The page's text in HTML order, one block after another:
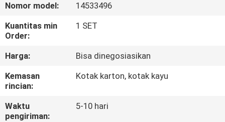
PABRIK
KUALITAS
KAMI
Nomor model:
14533496
Kuantitas min
Order:
1 SET
Harga:
Bisa dinegosiasikan
Kemasan
rincian:
Kotak karton, kotak kayu
Waktu
pengiriman:
5-10 hari